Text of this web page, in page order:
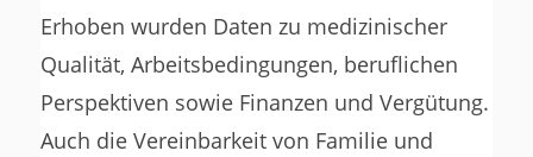
Erhoben wurden Daten zu medizinischer
Qualität, Arbeitsbedingungen, beruflichen
Perspektiven sowie Finanzen und Vergütung.
Auch die Vereinbarkeit von Familie und